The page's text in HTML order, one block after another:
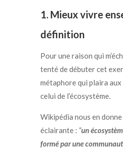
1. Mieux vivre
définition
Pour une raison qui
tenté de débuter cet
métaphore qui plaira
celui de l’écosystème.
Wikipédia nous en
éclairante : “un
formé par une